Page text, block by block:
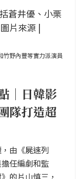
竹野內豐等實力派演員
｜日韓影
隊打造超
由《屍速列
任編劇和監
的片山慎三，